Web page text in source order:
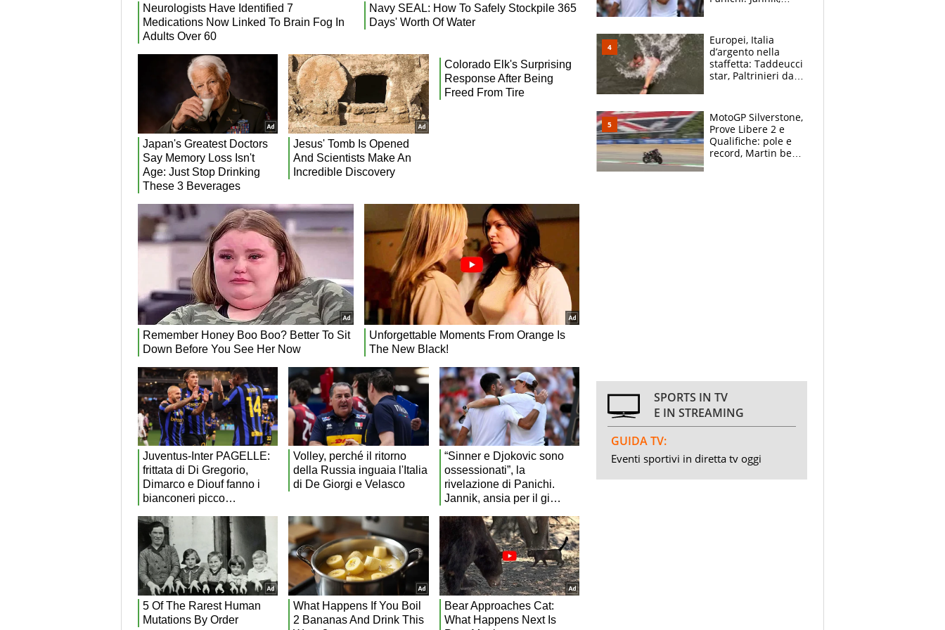
agli US Open
Europei, Italia
d’argento nella
staffetta: Taddeucci
star, Paltrinieri da
Padre Pio
MotoGP Silverstone,
Prove Libere 2 e
Qualifiche: pole e
record, Martin beffa
SPORTS IN TV
E IN STREAMING
GUIDA TV:
Eventi sportivi in diretta tv oggi